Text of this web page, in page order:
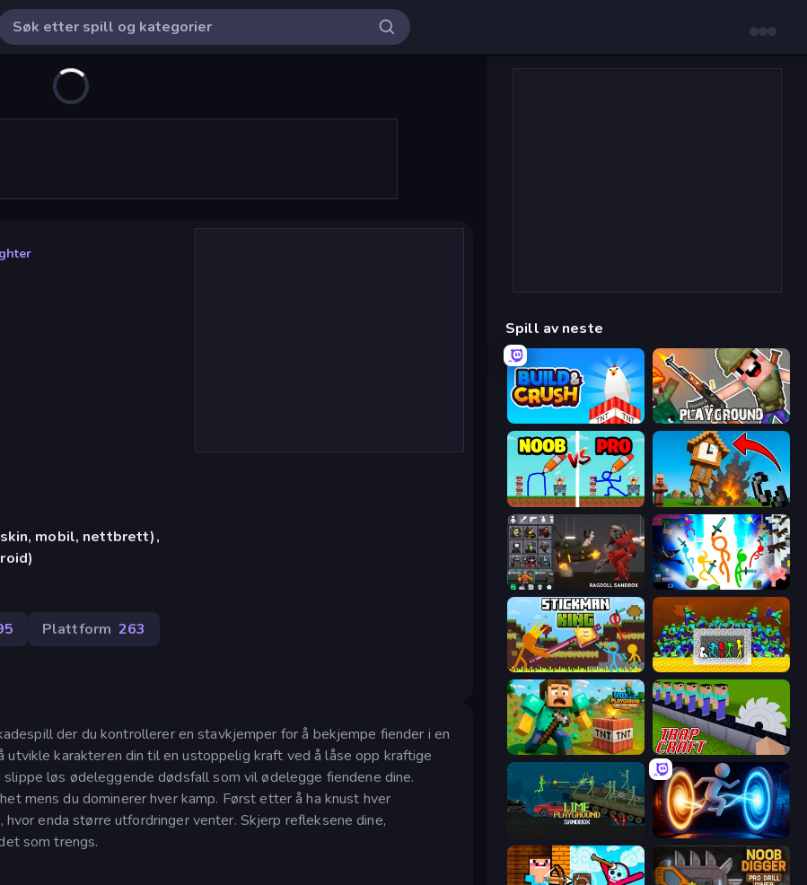
mobil, nettbrett),
Plattform 263
der du kontrollerer en stavkjemper for å bekjempe fiender i en
karakteren din til en ustoppelig kraft ved å låse opp kraftige
løs ødeleggende dødsfall som vil ødelegge fiendene dine.
mens du dominerer hver kamp. Først etter å ha knust hver
enda større utfordringer venter. Skjerp refleksene dine,
som trengs.
Spill av neste
Build and Crush Playground
DOP Noob: Draw to Save Noob Fuse
Last Play: Ragdoll Sandbox Stickman Epic
Stickman King Stick Fighter vs Zombies
Voxel Playground: Ragdoll Noob Trap Craft
Portal Escape